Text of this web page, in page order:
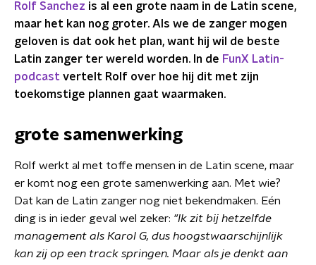
Rolf Sanchez is al een grote naam in de Latin scene,
maar het kan nog groter. Als we de zanger mogen
geloven is dat ook het plan, want hij wil de beste
Latin zanger ter wereld worden. In de FunX Latin-
podcast vertelt Rolf over hoe hij dit met zijn
toekomstige plannen gaat waarmaken.
grote samenwerking
Rolf werkt al met toffe mensen in de Latin scene, maar
er komt nog een grote samenwerking aan. Met wie?
Dat kan de Latin zanger nog niet bekendmaken. Eén
ding is in ieder geval wel zeker: "Ik zit bij hetzelfde
management als Karol G, dus hoogstwaarschijnlijk
kan zij op een track springen. Maar als je denkt aan